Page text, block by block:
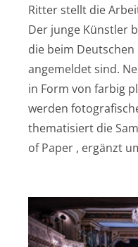
Ritter stellt die
Der junge Künstler
die beim
angemeldet sind.
in Form von farbig
werden
thematisiert die
of Paper , ergänzt